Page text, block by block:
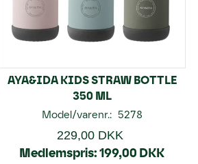
AYA&IDA KIDS STRAW BOTTLE
350 ML
Model/varenr.: 5278
229,00 DKK
Medlemspris:199,00 DKK